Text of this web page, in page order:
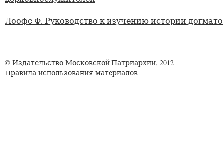
Лоофс Ф. Руководство к изучению истории
© Издательство Московской Патриархии, 2012
Правила использования материалов